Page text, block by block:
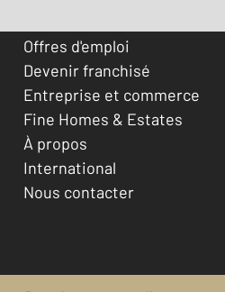
Offres d'emploi
Devenir franchisé
Entreprise et commerce
Fine Homes & Estates
À propos
International
Nous contacter